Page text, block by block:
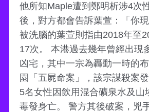
他所知Maple遭到鄭明析涉4次
後，對方都會告訴葉萱：「你現
被洗腦的葉萱則指由2018年至
17次。 本港過去幾年曾經出現
凶宅，其中一宗為轟動一時的
園「五屍命案」，該宗謀殺案
5名女性因飲用混合礦泉水及山
毒發身亡。 警方其後破案，兇